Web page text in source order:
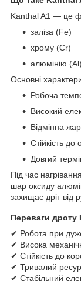
Kanthal A1 — це
заліза (Fe)
хрому (Cr)
алюмінію (Al)
Основні
Робоча
Високий
Відмінна
Стійкість до
Довгий
Під час
шар оксиду
захищає дріт від
Переваги дроту
✔ Робота при
✔ Висока
✔ Стійкість до
✔ Тривалий
✔ Стабільний